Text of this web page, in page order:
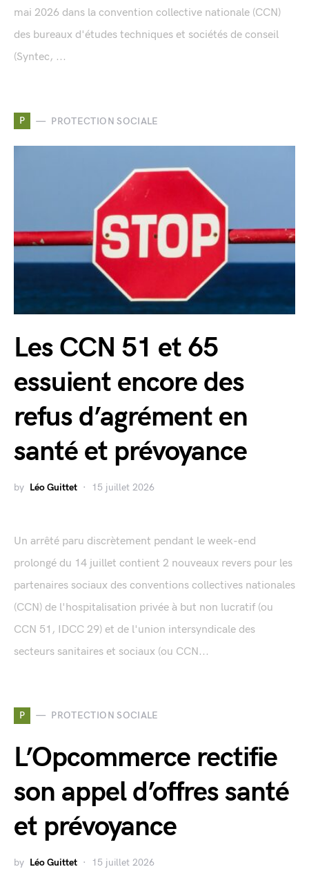
mai 2026 dans la convention collective nationale (CCN)
des bureaux d'études techniques et sociétés de conseil
(Syntec, ...
P PROTECTION SOCIALE
Les CCN 51 et 65
essuient encore des
refus d’agrément en
santé et prévoyance
by Léo Guittet 15 juillet 2026
Un arrêté paru discrètement pendant le week-end
prolongé du 14 juillet contient 2 nouveaux revers pour les
partenaires sociaux des conventions collectives nationales
(CCN) de l'hospitalisation privée à but non lucratif (ou
CCN 51, IDCC 29) et de l'union intersyndicale des
secteurs sanitaires et sociaux (ou CCN...
P PROTECTION SOCIALE
L’Opcommerce rectifie
son appel d’offres santé
et prévoyance
by Léo Guittet 15 juillet 2026